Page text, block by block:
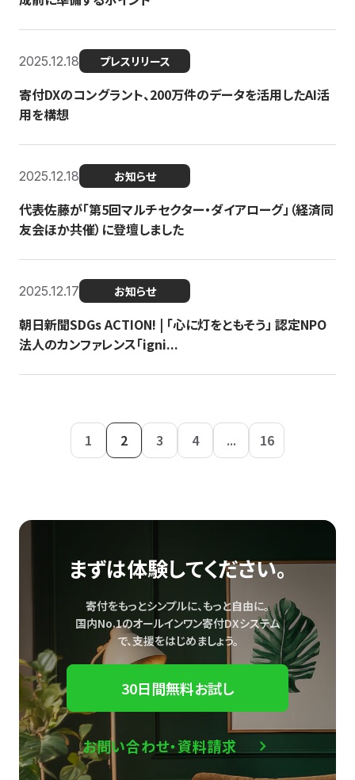
2025.12.18 プレスリリース
寄付DXのコングラント、200万件のデータを活用したAI活
用を構想
2025.12.18 お知らせ
代表佐藤が「第5回マルチセクター・ダイアローグ」（経済同
友会ほか共催）に登壇しました
2025.12.17 お知らせ
朝日新聞SDGs ACTION! | 「心に灯をともそう」 認定NPO
法人のカンファレンス「igni...
1 2 3 4 ... 16
まずは体験してください。
寄付をもっとシンプルに、もっと自由に。
国内No.1のオールインワン寄付DXシステム
で、支援をはじめましょう。
30日間無料お試し
お問い合わせ・資料請求